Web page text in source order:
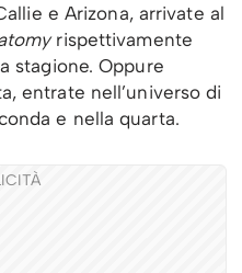
e Arizona, arrivate al
rispettivamente
stagione. Oppure
entrate nell’universo di
e nella quarta.